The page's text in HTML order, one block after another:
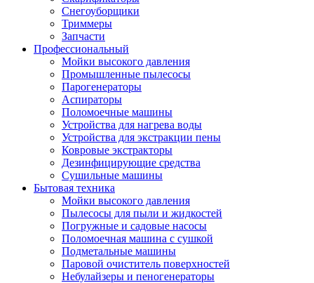
Снегоуборщики
Триммеры
Запчасти
Профессиональный
Мойки высокого давления
Промышленные пылесосы
Парогенераторы
Аспираторы
Поломоечные машины
Устройства для нагрева воды
Устройства для экстракции пены
Ковровые экстракторы
Дезинфицирующие средства
Сушильные машины
Бытовая техника
Мойки высокого давления
Пылесосы для пыли и жидкостей
Погружные и садовые насосы
Поломоечная машина с сушкой
Подметальные машины
Паровой очиститель поверхностей
Небулайзеры и пеногенераторы